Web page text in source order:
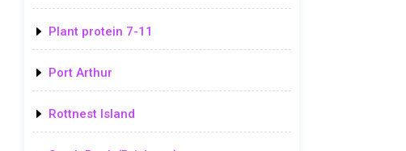
Plant protein 7-11
Port Arthur
Rottnest Island